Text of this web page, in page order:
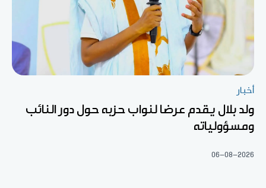
أخبار
ولد بلال يقدم عرضا لنواب حزبه حول دور النائب
ومسؤولياته
06-08-2026